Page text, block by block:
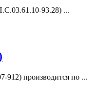
93.28) ...
производится по ...